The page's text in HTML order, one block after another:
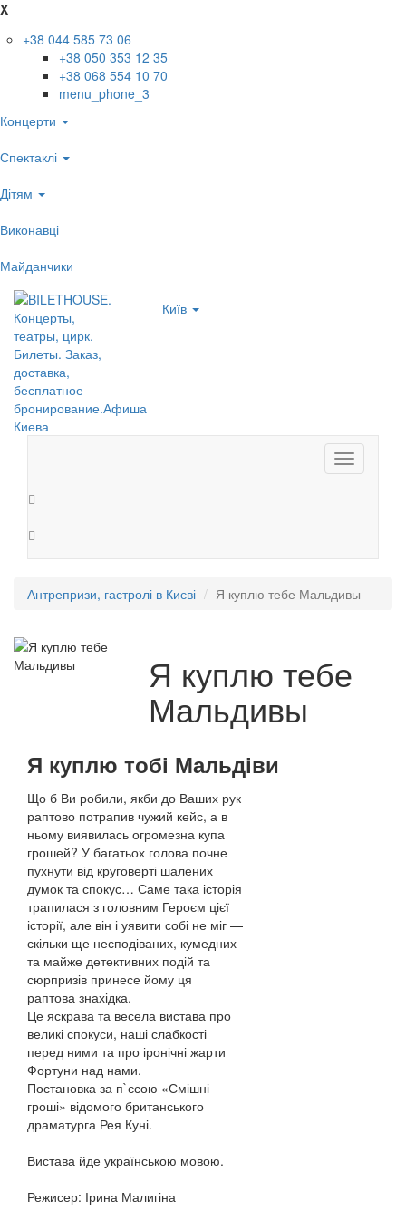
X
+38 044 585 73 06
+38 050 353 12 35
+38 068 554 10 70
menu_phone_3
Концерти
Спектаклі
Дітям
Виконавці
Майданчики
Київ
Toggle
navigation
Антрепризи, гастролі в Києві Я куплю тебе Мальдивы
Я куплю тебе
Мальдивы
Я куплю тобі Мальдіви
Що б Ви робили, якби до Ваших рук
раптово потрапив чужий кейс, а в
ньому виявилась огромезна купа
грошей? У багатьох голова почне
пухнути від круговерті шалених
думок та спокус… Саме така історія
трапилася з головним Героєм цієї
історії, але він і уявити собі не міг —
скільки ще несподіваних, кумедних
та майже детективних подій та
сюрпризів принесе йому ця
раптова знахідка.
Це яскрава та весела вистава про
великі спокуси, наші слабкості
перед ними та про іронічні жарти
Фортуни над нами.
Постановка за п`єсою «Смішні
гроші» відомого британського
драматурга Рея Куні.
Вистава йде українською мовою.
Режисер: Ірина Малигіна